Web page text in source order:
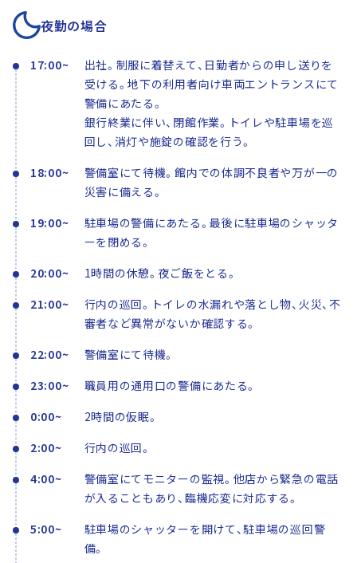
夜勤の場合
17:00~
出社。制服に着替えて、日勤者からの申し送りを
受ける。地下の利用者向け車両エントランスにて
警備にあたる。
銀行終業に伴い、閉館作業。トイレや駐車場を巡
回し、消灯や施錠の確認を行う。
18:00~
警備室にて待機。館内での体調不良者や万が一の
災害に備える。
19:00~
駐車場の警備にあたる。最後に駐車場のシャッタ
ーを閉める。
20:00~
1時間の休憩。夜ご飯をとる。
21:00~
行内の巡回。トイレの水漏れや落とし物、火災、不
審者など異常がないか確認する。
22:00~
警備室にて待機。
23:00~
職員用の通用口の警備にあたる。
0:00~
2時間の仮眠。
2:00~
行内の巡回。
4:00~
警備室にてモニターの監視。他店から緊急の電話
が入ることもあり、臨機応変に対応する。
5:00~
駐車場のシャッターを開けて、駐車場の巡回警
備。